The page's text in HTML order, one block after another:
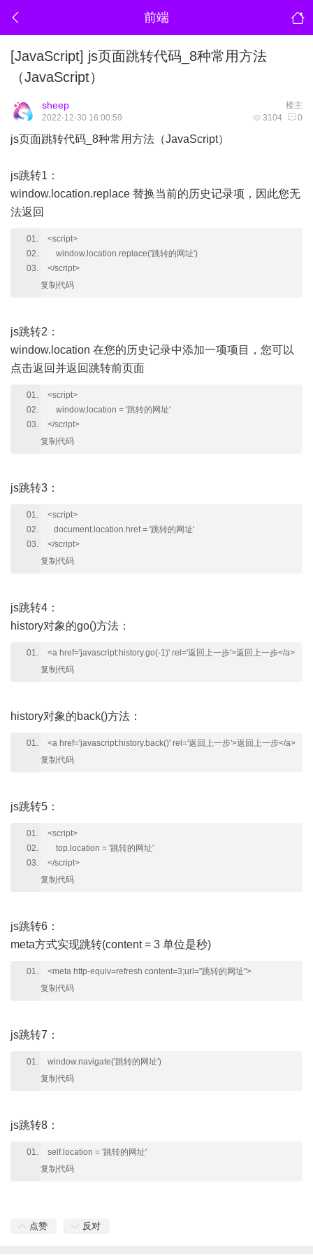
前端
[JavaScript] js页面跳转代码_8种常用方法
（JavaScript）
楼主
sheep
3104 0
2022-12-30 16:00:59
js页面跳转代码_8种常用方法（JavaScript）
js跳转1：
window.location.replace 替换当前的历史记录项，因此您无
法返回
<script>
window.location.replace('跳转的网址')
</script>
复制代码
js跳转2：
window.location 在您的历史记录中添加一项项目，您可以
点击返回并返回跳转前页面
<script>
window.location = '跳转的网址'
</script>
复制代码
js跳转3：
<script>
document.location.href = '跳转的网址'
</script>
复制代码
js跳转4：
history对象的go()方法：
<a href='javascript:history.go(-1)' rel='返回上一步'>返回上一步</a>
复制代码
history对象的back()方法：
<a href='javascript:history.back()' rel='返回上一步'>返回上一步</a>
复制代码
js跳转5：
<script>
top.location = '跳转的网址'
</script>
复制代码
js跳转6：
meta方式实现跳转(content = 3 单位是秒)
<meta http-equiv=refresh content=3;url="跳转的网址">
复制代码
js跳转7：
window.navigate('跳转的网址')
复制代码
js跳转8：
self.location = '跳转的网址'
复制代码
点赞 反对